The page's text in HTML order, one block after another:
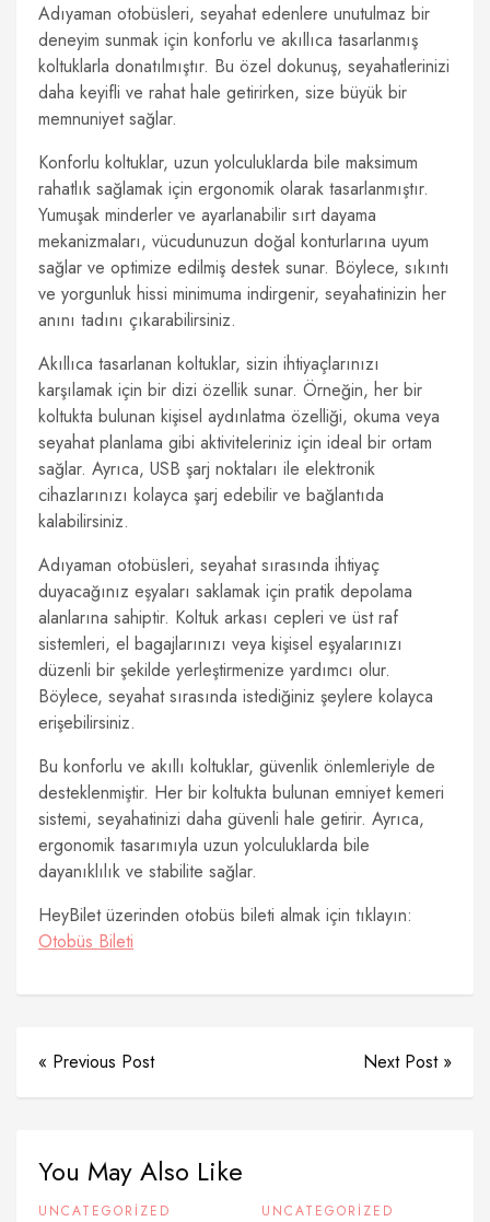
Adıyaman otobüsleri, seyahat edenlere unutulmaz bir
deneyim sunmak için konforlu ve akıllıca tasarlanmış
koltuklarla donatılmıştır. Bu özel dokunuş, seyahatlerinizi
daha keyifli ve rahat hale getirirken, size büyük bir
memnuniyet sağlar.
Konforlu koltuklar, uzun yolculuklarda bile maksimum
rahatlık sağlamak için ergonomik olarak tasarlanmıştır.
Yumuşak minderler ve ayarlanabilir sırt dayama
mekanizmaları, vücudunuzun doğal konturlarına uyum
sağlar ve optimize edilmiş destek sunar. Böylece, sıkıntı
ve yorgunluk hissi minimuma indirgenir, seyahatinizin her
anını tadını çıkarabilirsiniz.
Akıllıca tasarlanan koltuklar, sizin ihtiyaçlarınızı
karşılamak için bir dizi özellik sunar. Örneğin, her bir
koltukta bulunan kişisel aydınlatma özelliği, okuma veya
seyahat planlama gibi aktiviteleriniz için ideal bir ortam
sağlar. Ayrıca, USB şarj noktaları ile elektronik
cihazlarınızı kolayca şarj edebilir ve bağlantıda
kalabilirsiniz.
Adıyaman otobüsleri, seyahat sırasında ihtiyaç
duyacağınız eşyaları saklamak için pratik depolama
alanlarına sahiptir. Koltuk arkası cepleri ve üst raf
sistemleri, el bagajlarınızı veya kişisel eşyalarınızı
düzenli bir şekilde yerleştirmenize yardımcı olur.
Böylece, seyahat sırasında istediğiniz şeylere kolayca
erişebilirsiniz.
Bu konforlu ve akıllı koltuklar, güvenlik önlemleriyle de
desteklenmiştir. Her bir koltukta bulunan emniyet kemeri
sistemi, seyahatinizi daha güvenli hale getirir. Ayrıca,
ergonomik tasarımıyla uzun yolculuklarda bile
dayanıklılık ve stabilite sağlar.
HeyBilet üzerinden otobüs bileti almak için tıklayın:
Otobüs Bileti
« Previous Post Next Post »
You May Also Like
UNCATEGORIZED UNCATEGORIZED